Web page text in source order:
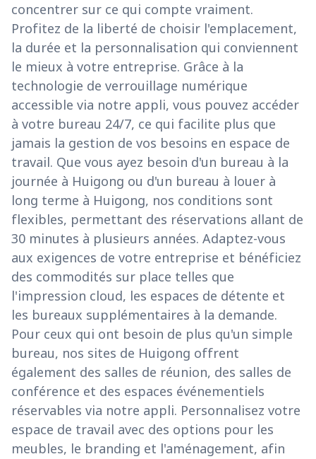
concentrer sur ce qui compte vraiment.
Profitez de la liberté de choisir l'emplacement,
la durée et la personnalisation qui conviennent
le mieux à votre entreprise. Grâce à la
technologie de verrouillage numérique
accessible via notre appli, vous pouvez accéder
à votre bureau 24/7, ce qui facilite plus que
jamais la gestion de vos besoins en espace de
travail. Que vous ayez besoin d'un bureau à la
journée à Huigong ou d'un bureau à louer à
long terme à Huigong, nos conditions sont
flexibles, permettant des réservations allant de
30 minutes à plusieurs années. Adaptez-vous
aux exigences de votre entreprise et bénéficiez
des commodités sur place telles que
l'impression cloud, les espaces de détente et
les bureaux supplémentaires à la demande.
Pour ceux qui ont besoin de plus qu'un simple
bureau, nos sites de Huigong offrent
également des salles de réunion, des salles de
conférence et des espaces événementiels
réservables via notre appli. Personnalisez votre
espace de travail avec des options pour les
meubles, le branding et l'aménagement, afin